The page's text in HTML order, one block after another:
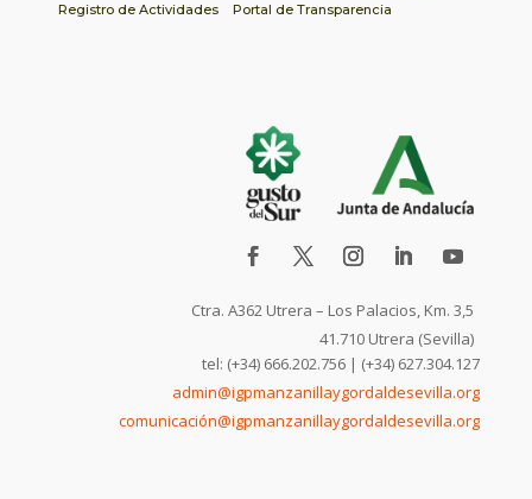
Registro de Actividades
Portal de Transparencia
Ctra. A362 Utrera – Los Palacios, Km. 3,5
41.710 Utrera (Sevilla)
tel: (+34) 666.202.756 | (+34) 627.304.127
admin@igpmanzanillaygordaldesevilla.org
comunicación@igpmanzanillaygordaldesevilla.org